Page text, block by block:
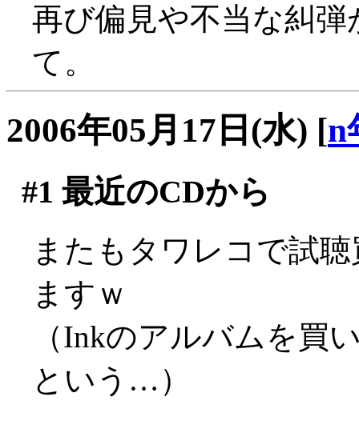
再び偏見や不当な糾
て。
2006年05月17日(水) [n
#1 最近のCDから
またもタワレコで試
ますｗ
（Inkのアルバムを買
という…）